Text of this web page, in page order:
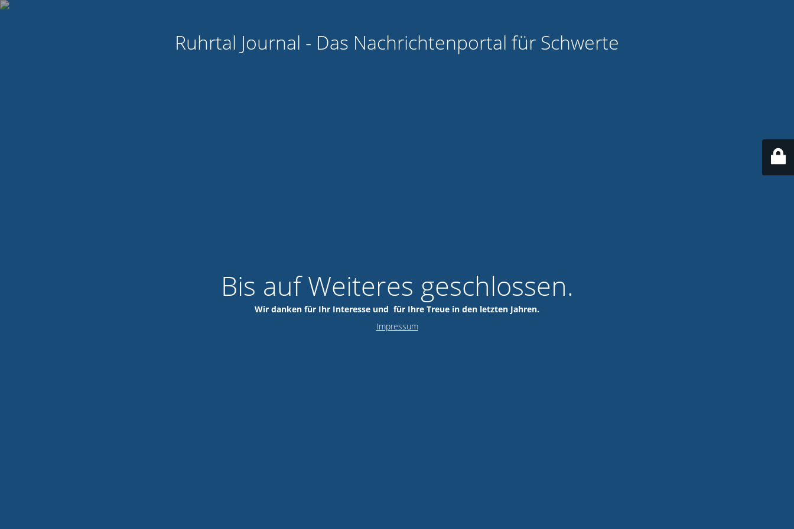
Ruhrtal Journal - Das Nachrichtenportal für Schwerte
Bis auf Weiteres geschlossen.
Wir danken für Ihr Interesse und für Ihre Treue in den letzten Jahren.
Impressum